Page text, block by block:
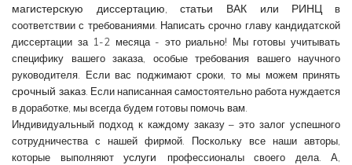
магистерскую диссертацию, статьи ВАК или РИНЦ в
соответствии с требованиями. Написать срочно главу кандидатской
диссертации за 1-2 месяца - это риально! Мы готовы учитывать
специфику вашего заказа, особые требования вашего научного
руководителя. Если вас поджимают сроки, то мы можем принять
срочный заказ . Если написанная самостоятельно работа нуждается
в доработке, мы всегда будем готовы помочь вам.
Индивидуальный подход к каждому заказу – это залог успешного
сотрудничества с нашей фирмой. Поскольку все наши авторы,
которые выполняют услуги
профессионалы своего дела. А,